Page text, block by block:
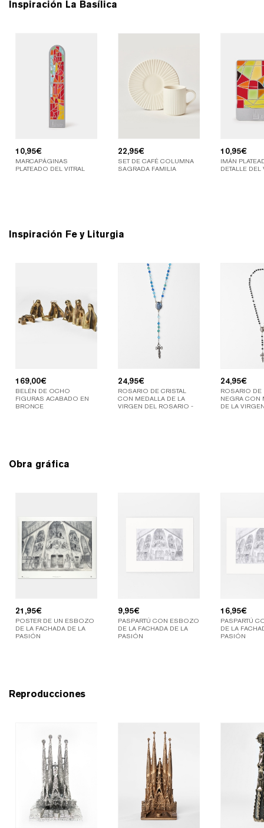
Inspiración La Basílica
10,95€
MARCAPÁGINAS
PLATEADO DEL VITRAL
22,95€
SET DE CAFÉ COLUMNA
SAGRADA FAMILIA
10,95€
IMÁN
DETALLE DEL
Inspiración Fe y Liturgia
169,00€
BELÉN DE OCHO
FIGURAS ACABADO EN
BRONCE
24,95€
ROSARIO DE CRISTAL
CON MEDALLA DE LA
VIRGEN DEL ROSARIO -
24,95€
ROSARIO DE
NEGRA CON
DE LA
Obra gráfica
21,95€
POSTER DE UN ESBOZO
DE LA FACHADA DE LA
PASIÓN
9,95€
PASPARTÚ CON ESBOZO
DE LA FACHADA DE LA
PASIÓN
16,95€
PASPARTÚ
DE LA
PASIÓN
Reproducciones